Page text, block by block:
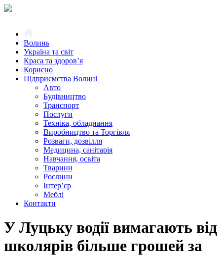
Волинь
Україна та світ
Краса та здоров’я
Корисно
Підприємства Волині
Авто
Будівництво
Транспорт
Послуги
Техніка, обладнання
Виробництво та Торгівля
Розваги, дозвілля
Медицина, санітарія
Навчання, освіта
Тварини
Рослини
Інтер’єр
Меблі
Контакти
У Луцьку водії вимагають від
школярів більше грошей за